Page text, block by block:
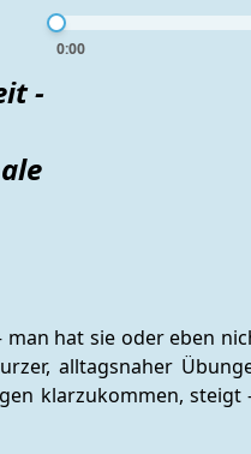
-
0:00
hat sie oder eben
alltagsnaher
klarzukommen, steigt